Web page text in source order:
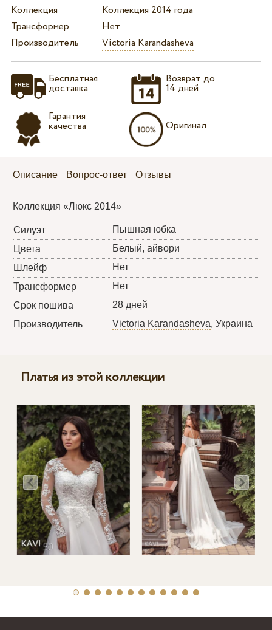
Коллекция
Коллекция 2014 года
Трансформер
Нет
Производитель
Victoria Karandasheva
Бесплатная
доставка
Гарантия
качества
Возврат до
14 дней
Оригинал
Описание Вопрос-ответ Отзывы
Коллекция «Люкс 2014»
Силуэт
Пышная юбка
Цвета
Белый, айвори
Шлейф
Нет
Трансформер
Нет
Срок пошива
28 дней
Производитель
Victoria Karandasheva, Украина
Платья из этой коллекции